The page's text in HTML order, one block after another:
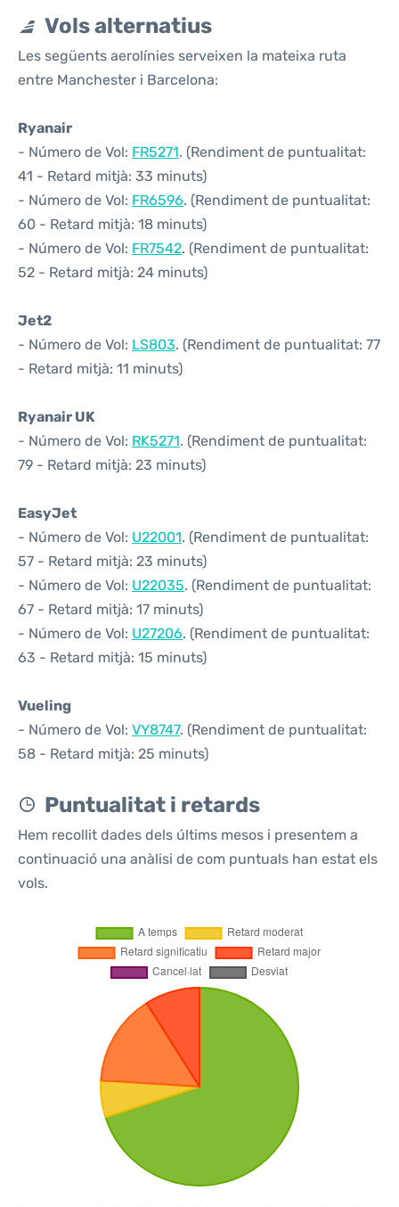
Vols alternatius
Les següents aerolínies serveixen la mateixa ruta
entre Manchester i Barcelona:
Ryanair
- Número de Vol: FR5271. (Rendiment de puntualitat:
41 - Retard mitjà: 33 minuts)
- Número de Vol: FR6596. (Rendiment de puntualitat:
60 - Retard mitjà: 18 minuts)
- Número de Vol: FR7542. (Rendiment de puntualitat:
52 - Retard mitjà: 24 minuts)
Jet2
- Número de Vol: LS803. (Rendiment de puntualitat: 77
- Retard mitjà: 11 minuts)
Ryanair UK
- Número de Vol: RK5271. (Rendiment de puntualitat:
79 - Retard mitjà: 23 minuts)
EasyJet
- Número de Vol: U22001. (Rendiment de puntualitat:
57 - Retard mitjà: 23 minuts)
- Número de Vol: U22035. (Rendiment de puntualitat:
67 - Retard mitjà: 17 minuts)
- Número de Vol: U27206. (Rendiment de puntualitat:
63 - Retard mitjà: 15 minuts)
Vueling
- Número de Vol: VY8747. (Rendiment de puntualitat:
58 - Retard mitjà: 25 minuts)
Puntualitat i retards
Hem recollit dades dels últims mesos i presentem a
continuació una anàlisi de com puntuals han estat els
vols.